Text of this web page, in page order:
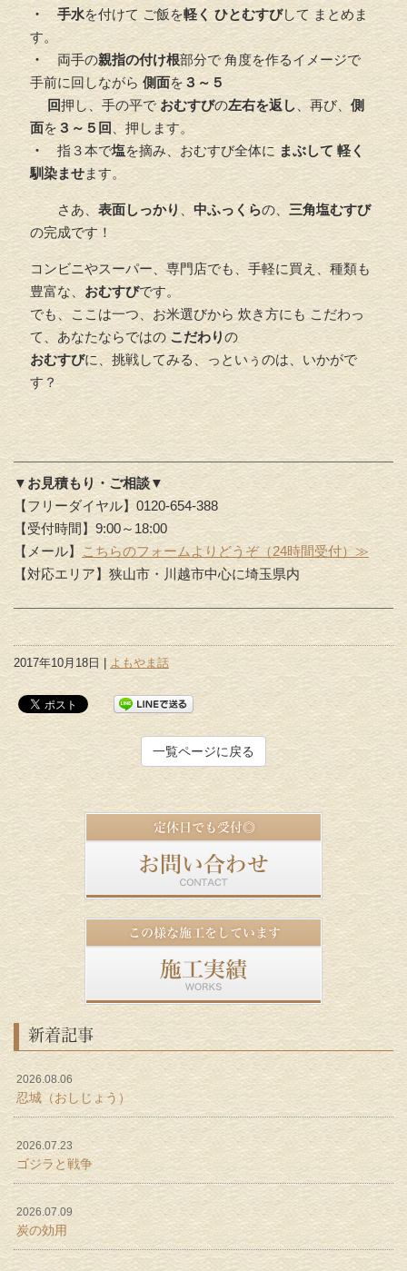
・ 手水を付けて ご飯を軽く ひとむすびして まとめま
す。
・ 両手の親指の付け根部分で 角度を作るイメージで
手前に回しながら 側面を３～５
回押し、手の平で おむすびの左右を返し 、再び、側
面を ３～５回、押します。
・
指３本で塩を摘み、おむすび全体に まぶして 軽く
馴染ませます。
さあ、表面しっかり、 中ふっくらの、 三角塩むすび
の完成です！
コンビニやスーパー、専門店でも、手軽に買え、種類も
豊富な、 おむすびです。
でも、ここは一つ、お米選びから 炊き方にも こだわっ
て、あなたならではの こだわりの
おむすびに、挑戦してみる、っといぅのは、いかがで
す？
▼お見積もり・ご相談▼
【フリーダイヤル】0120-654-388
【受付時間】9:00～18:00
【メール】
こちらのフォームよりどうぞ（24時間受付）≫
【対応エリア】狭山市・川越市中心に埼玉県内
2017年10月18日 | よもやま話
一覧ページに戻る
新着記事
2026.08.06
忍城（おしじょう）
2026.07.23
ゴジラと戦争
2026.07.09
炭の効用